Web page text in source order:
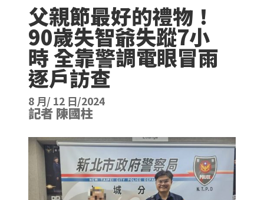
父親節最好的禮物！
90歲失智爺失蹤7小
時 全靠警調電眼冒雨
逐戶訪查
8 月/ 12 日/2024
記者 陳國柱